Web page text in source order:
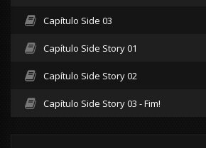
Capítulo Side 03
Capítulo Side Story 01
Capítulo Side Story 02
Capítulo Side Story 03 - Fim!